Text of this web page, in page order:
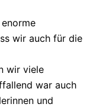
wir auch für die
wir viele
war auch
und